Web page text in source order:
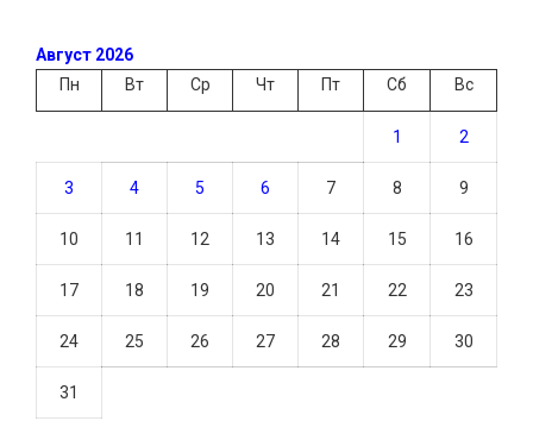
Август 2026
Пн
Вт Ср Чт Пт Сб Вс
1 2
3 4 5 6 7 8 9
10 11 12 13 14 15 16
17 18 19 20 21 22 23
24 25 26 27 28 29 30
31